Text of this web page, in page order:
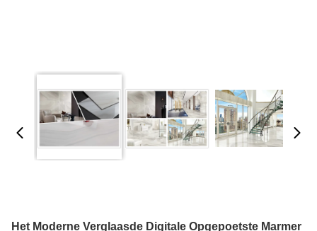
Het Moderne Verglaasde Digitale Opgepoetste Marmer